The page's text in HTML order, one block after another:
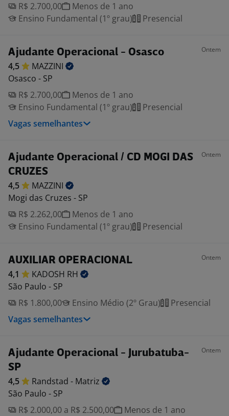
R$ 2.700,00
Menos de 1 ano
Ensino Fundamental (1º grau)
Presencial
Ajudante Operacional - Osasco Ontem
4,5
MAZZINI
Osasco - SP
R$ 2.700,00
Menos de 1 ano
Ensino Fundamental (1º grau)
Presencial
Vagas semelhantes
Ajudante Operacional / CD MOGI DAS
CRUZES
Ontem
4,5
MAZZINI
Mogi das Cruzes - SP
R$ 2.262,00
Menos de 1 ano
Ensino Fundamental (1º grau)
Presencial
AUXILIAR OPERACIONAL Ontem
4,1 KADOSH RH
São Paulo - SP
R$ 1.800,00
Ensino Médio (2º Grau)
Presencial
Vagas semelhantes
Ajudante Operacional - Jurubatuba-
SP
Ontem
4,5 Randstad - Matriz
São Paulo - SP
R$ 2.000,00 a R$ 2.500,00
Menos de 1 ano